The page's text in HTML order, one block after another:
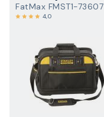
FatMax FMST1-73607
4,0